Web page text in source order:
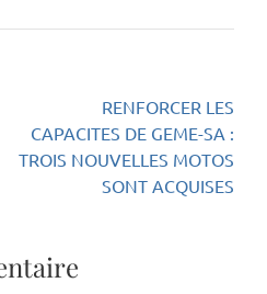
RENFORCER LES
CAPACITES DE GEME-SA :
TROIS NOUVELLES MOTOS
SONT ACQUISES